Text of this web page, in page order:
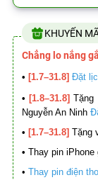
KHUYẾN
Chẳng lo nắng
• [1.7–31.8] Đặt
• [1.8–31.8] Tặng
Nguyễn An Ninh
• [1.7–31.8] Tặng
• Thay pin iPhone
• Thay pin điện